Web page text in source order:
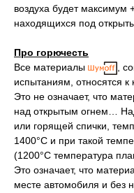
воздуха будет максимум
находящихся под
Про горючесть
Все материалы
,
испытаниям, относятся к
Это не означает, что
над открытым огнем…
или горящей спички,
1400°С и при такой
(1200°С температура
Это означает, что
месте автомобиля и без